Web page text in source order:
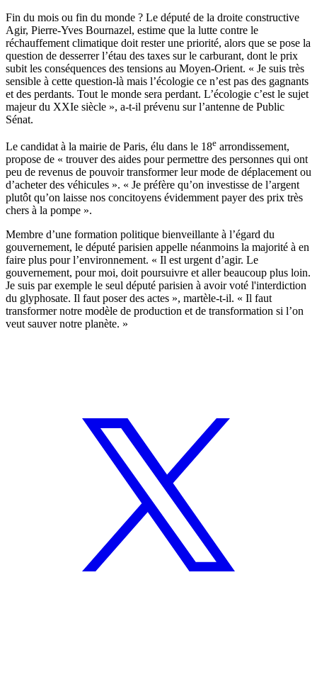
Fin du mois ou fin du monde ? Le député de la droite constructive
Agir, Pierre-Yves Bournazel, estime que la lutte contre le
réchauffement climatique doit rester une priorité, alors que se pose la
question de desserrer l’étau des taxes sur le carburant, dont le prix
subit les conséquences des tensions au Moyen-Orient. « Je suis très
sensible à cette question-là mais l’écologie ce n’est pas des gagnants
et des perdants. Tout le monde sera perdant. L’écologie c’est le sujet
majeur du XXIe siècle », a-t-il prévenu sur l’antenne de Public
Sénat.
Le candidat à la mairie de Paris, élu dans le 18e arrondissement,
propose de « trouver des aides pour permettre des personnes qui ont
peu de revenus de pouvoir transformer leur mode de déplacement ou
d’acheter des véhicules ». « Je préfère qu’on investisse de l’argent
plutôt qu’on laisse nos concitoyens évidemment payer des prix très
chers à la pompe ».
Membre d’une formation politique bienveillante à l’égard du
gouvernement, le député parisien appelle néanmoins la majorité à en
faire plus pour l’environnement. « Il est urgent d’agir. Le
gouvernement, pour moi, doit poursuivre et aller beaucoup plus loin.
Je suis par exemple le seul député parisien à avoir voté l'interdiction
du glyphosate. Il faut poser des actes », martèle-t-il. « Il faut
transformer notre modèle de production et de transformation si l’on
veut sauver notre planète. »